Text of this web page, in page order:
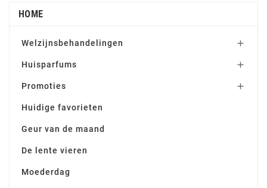
HOME
Welzijnsbehandelingen 
Huisparfums 
Promoties 
Huidige favorieten
Geur van de maand
De lente vieren
Moederdag